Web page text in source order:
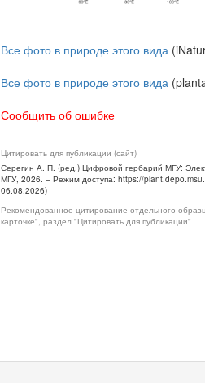
Все фото в природе этого вида
Все фото в природе этого вида
Сообщить об ошибке
Цитировать для публикации (сайт)
Серегин А. П. (ред.) Цифровой гербарий МГУ:
МГУ, 2026. – Режим доступа: https://
06.08.2026)
Рекомендованное цитирование отдельного
карточке", раздел "Цитировать для публикации"